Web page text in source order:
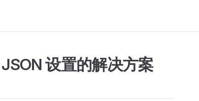
设置的解决方案